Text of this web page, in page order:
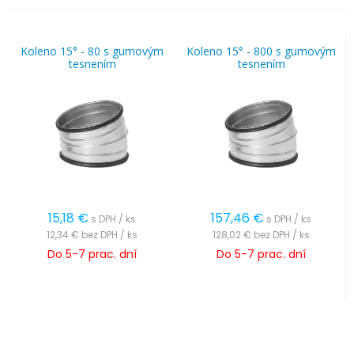
Koleno 15° - 80 s gumovým
tesnením
15,18 € s DPH / ks
12,34 € bez DPH / ks
Do 5-7 prac. dní
Koleno 15° - 800 s gumovým
tesnením
157,46 € s DPH / ks
128,02 € bez DPH / ks
Do 5-7 prac. dní